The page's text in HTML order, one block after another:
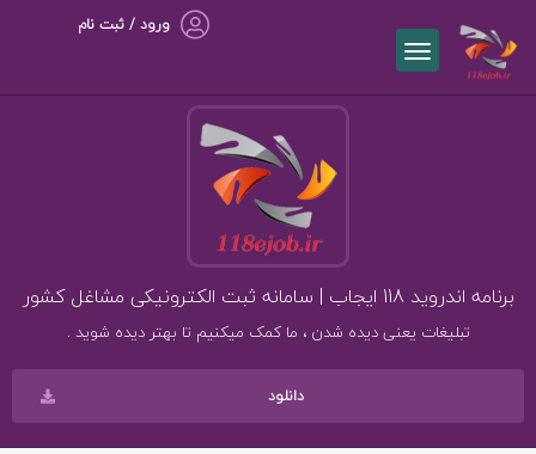
ورود / ثبت نام
برنامه اندروید 118 ایجاب | سامانه ثبت الکترونیکی مشاغل کشور
تبلیغات یعنی دیده شدن ، ما کمک میکنیم تا بهتر دیده شوید .
دانلود